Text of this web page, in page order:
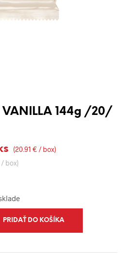
VANILLA 144g /20/
(20.91 € / box)
/ box)
PRIDAŤ DO KOŠÍKA